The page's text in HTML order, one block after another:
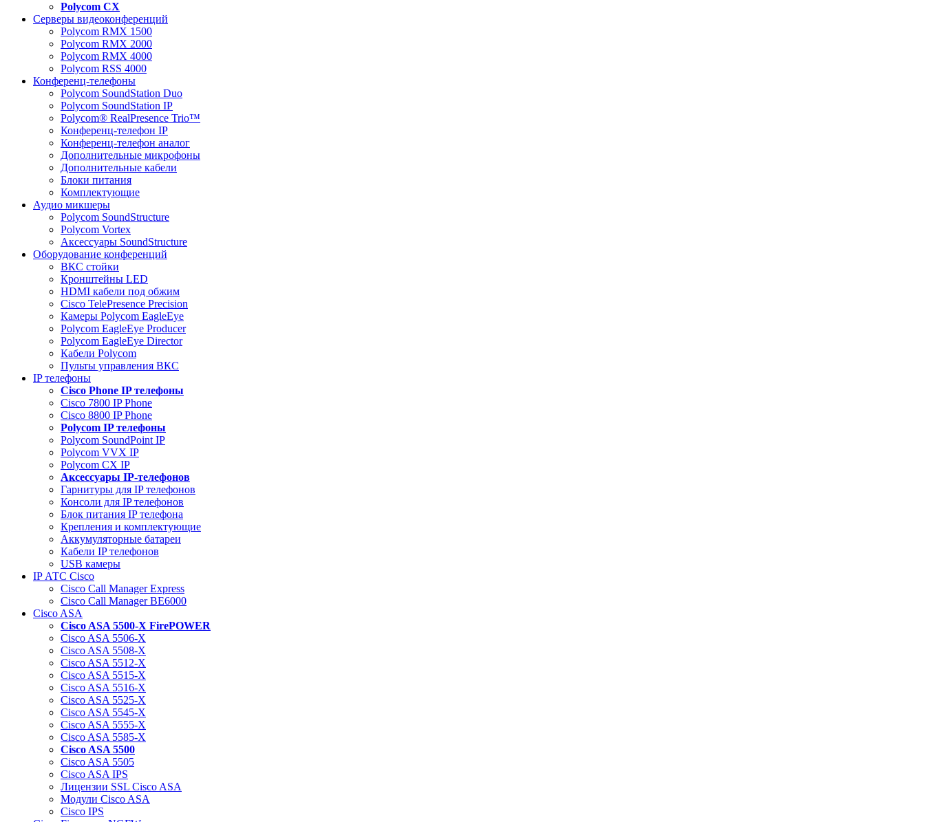
Polycom CX
Серверы видеоконференций
Polycom RMX 1500
Polycom RMX 2000
Polycom RMX 4000
Polycom RSS 4000
Конференц-телефоны
Polycom SoundStation Duo
Polycom SoundStation IP
Polycom® RealPresence Trio™
Конференц-телефон IP
Конференц-телефон аналог
Дополнительные микрофоны
Дополнительные кабели
Блоки питания
Комплектующие
Аудио микшеры
Polycom SoundStructure
Polycom Vortex
Аксессуары SoundStructure
Оборудование конференций
ВКС стойки
Кронштейны LED
HDMI кабели под обжим
Cisco TelePresence Precision
Камеры Polycom EagleEye
Polycom EagleEye Producer
Polycom EagleEye Director
Кабели Polycom
Пульты управления ВКС
IP телефоны
Сisco Phone IP телефоны
Cisco 7800 IP Phone
Cisco 8800 IP Phone
Polycom IP телефоны
Polycom SoundPoint IP
Polycom VVX IP
Polycom CX IP
Аксессуары IP-телефонов
Гарнитуры для IP телефонов
Консоли для IP телефонов
Блок питания IP телефона
Крепления и комплектующие
Аккумуляторные батареи
Кабели IP телефонов
USB камеры
IP АТС Cisco
Cisco Call Manager Express
Cisco Call Manager BE6000
Cisco ASA
Cisco ASA 5500-X FirePOWER
Cisco ASA 5506-X
Cisco ASA 5508-X
Cisco ASA 5512-X
Cisco ASA 5515-X
Cisco ASA 5516-X
Cisco ASA 5525-X
Cisco ASA 5545-X
Cisco ASA 5555-X
Cisco ASA 5585-X
Cisco ASA 5500
Cisco ASA 5505
Cisco ASA IPS
Лицензии SSL Cisco ASA
Модули Cisco ASA
Cisco IPS